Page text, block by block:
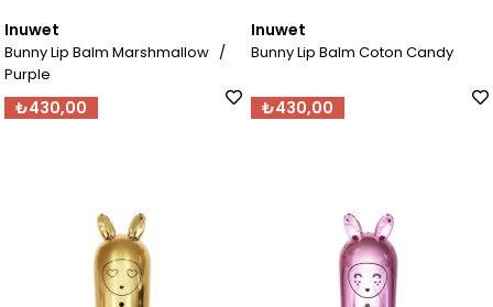
Inuwet
Bunny Lip Balm Marshmallow /
Purple
₺430,00
Inuwet
Bunny Lip Balm Coton Candy
₺430,00